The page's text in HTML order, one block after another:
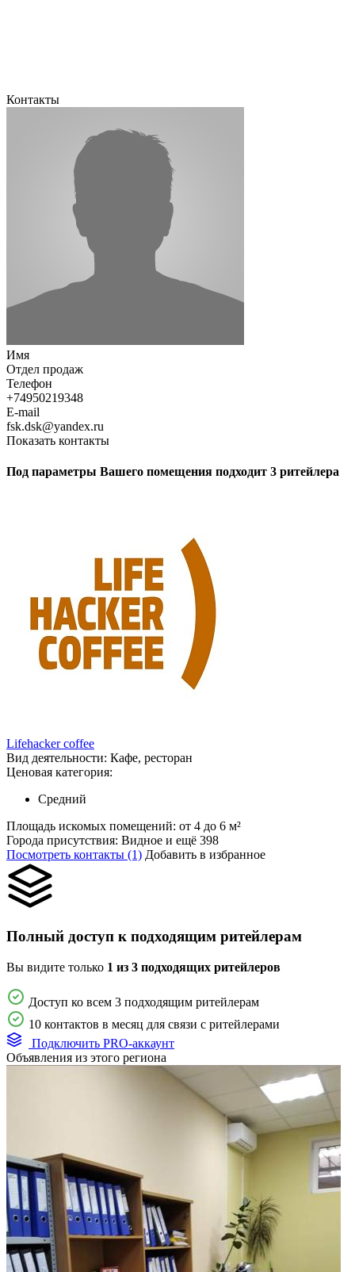
Контакты
Имя
Отдел продаж
Телефон
+74950219348
E-mail
fsk.dsk@yandex.ru
Показать контакты
Под параметры Вашего помещения подходит 3 ритейлера
Lifehacker coffee
Вид деятельности: Кафе, ресторан
Ценовая категория:
Средний
Площадь искомых помещений: от 4 до 6 м²
Города присутствия: Видное и ещё 398
Посмотреть контакты (1) Добавить в избранное
Полный доступ к подходящим ритейлерам
Вы видите только 1 из 3 подходящих ритейлеров
Доступ ко всем 3 подходящим ритейлерам
10 контактов в месяц для связи с ритейлерами
Подключить PRO-аккаунт
Объявления из этого региона